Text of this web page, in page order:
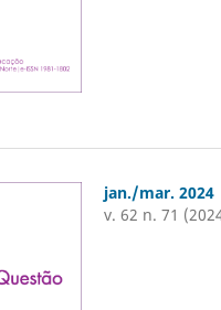
jan./mar. 2024
v. 62 n. 71